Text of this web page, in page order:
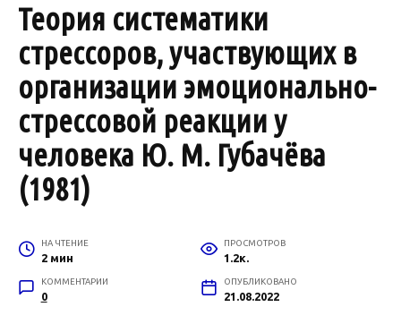
Теория систематики
стрессоров, участвующих в
организации эмоционально-
стрессовой реакции у
человека Ю. М. Губачёва
(1981)
НА ЧТЕНИЕ
2 мин
ПРОСМОТРОВ
1.2к.
КОММЕНТАРИИ
0
ОПУБЛИКОВАНО
21.08.2022